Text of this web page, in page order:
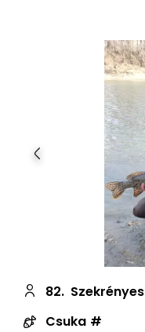
Előző
82.
Csuka